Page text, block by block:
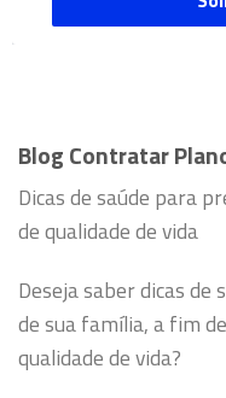
Blog Contratar
Dicas de saúde para
de qualidade de vida
Deseja saber dicas de
de sua família, a fim
qualidade de vida?